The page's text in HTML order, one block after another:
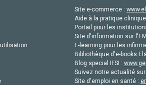
Site e-commerce :
Aide à la pratique
Portail pour les
Site d'information sur
E-learning pour les
Bibliothèque d'e-books
Blog special IFSI :
Suivez notre actualité
Site d'emploi en santé :